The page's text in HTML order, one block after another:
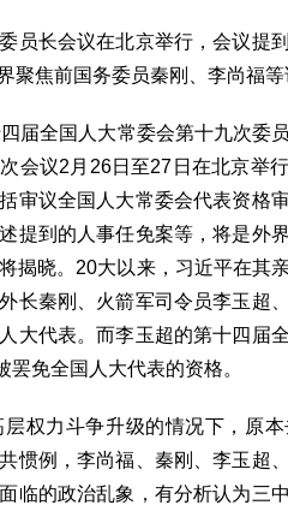
员长会议在北京举行，会议提
聚焦前国务委员秦刚、李尚福等
届全国人大常委会第十九次委
会议2月26日至27日在北京举
审议全国人大常委会代表资格
提到的人事任免案等，将是外
揭晓。20大以来，习近平在其
长秦刚、火箭军司令员李玉超
大代表。而李玉超的第十四届
免全国人大代表的资格。
权力斗争升级的情况下，原
惯例，李尚福、秦刚、李玉超
临的政治乱象，有分析认为三